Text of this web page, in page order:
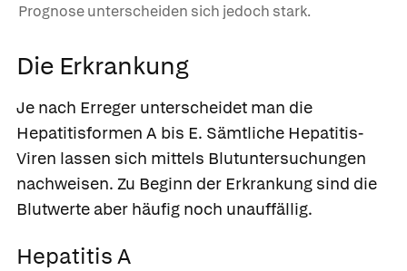
Prognose unterscheiden sich jedoch stark.
Die Erkrankung
Je nach Erreger unterscheidet man die
Hepatitisformen A bis E. Sämtliche Hepatitis-
Viren lassen sich mittels Blutuntersuchungen
nachweisen. Zu Beginn der Erkrankung sind die
Blutwerte aber häufig noch unauffällig.
Hepatitis A